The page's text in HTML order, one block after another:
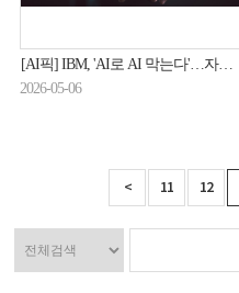
[AI픽] IBM, 'AI로 AI 막는다'…자율형 보안 공개
2026-05-06
< 11 12